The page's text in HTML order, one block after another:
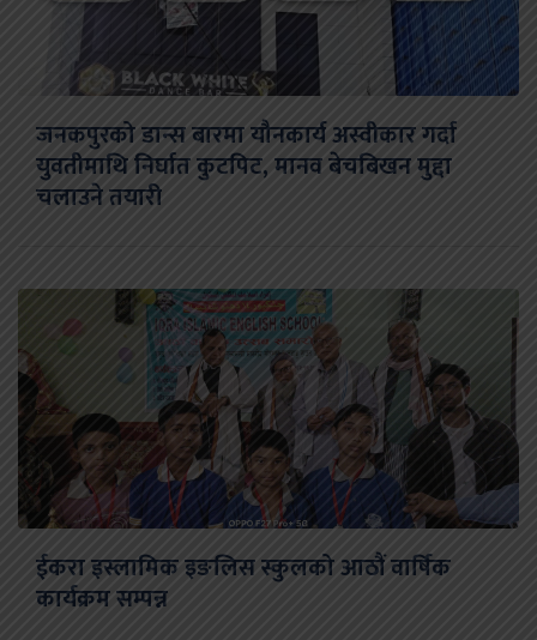
जनकपुरको डान्स बारमा यौनकार्य अस्वीकार गर्दा
युवतीमाथि निर्घात कुटपिट, मानव बेचबिखन मुद्दा
चलाउने तयारी
ईकरा इस्लामिक इङलिस स्कुलको आठौं वार्षिक
कार्यक्रम सम्पन्न